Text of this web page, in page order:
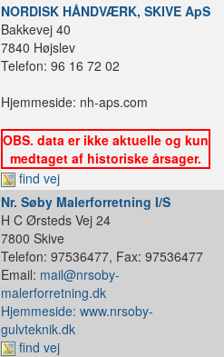
NORDISK HÅNDVÆRK, SKIVE ApS
Bakkevej 40
7840 Højslev
Telefon: 96 16 72 02
Hjemmeside: nh-aps.com
OBS. data er ikke aktuelle og kun
medtaget af historiske årsager.
find vej
Nr. Søby Malerforretning I/S
H C Ørsteds Vej 24
7800 Skive
Telefon: 97536477, Fax: 97536477
Email: mail@nrsoby-
malerforretning.dk
Hjemmeside: www.nrsoby-
gulvteknik.dk
find vej